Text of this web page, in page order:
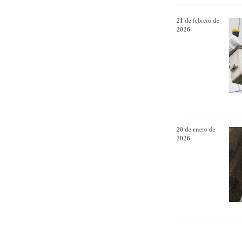
21 de febrero de
2026
20 de enero de
2026